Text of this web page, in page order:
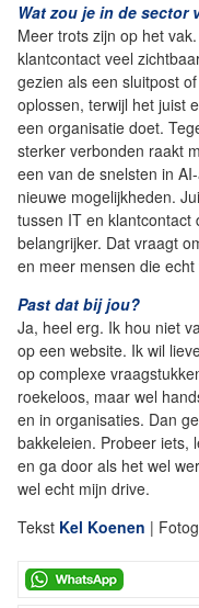
Wat zou je in de sector
Meer trots zijn op het
klantcontact veel
gezien als een sluitpost
oplossen, terwijl het juist
een organisatie doet.
sterker verbonden raakt
een van de snelsten in
nieuwe mogelijkheden.
tussen IT en
belangrijker. Dat vraagt
en meer mensen die
Past dat bij jou?
Ja, heel erg. Ik hou niet
op een website. Ik wil
op complexe
roekeloos, maar wel
en in organisaties. Dan
bakkeleien. Probeer iets,
en ga door als het wel
wel echt mijn drive.
Tekst Kel Koenen |